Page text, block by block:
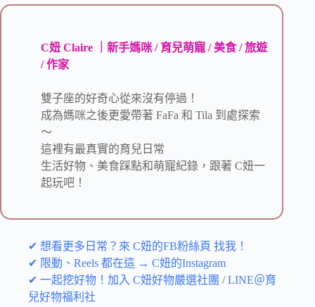
C妞 Claire ｜新手媽咪 / 育兒萌寵 / 美食 / 旅遊
/ 作家
雙子座的好奇心從來沒有停過！
成為媽咪之後更愛帶著 FaFa 和 Tila 到處探索
～
這裡有最真實的育兒日常
生活好物、美食踩點和萌寵紀錄，跟著 C妞一
起玩吧！
✔ 想看更多日常？來 C妞的FB粉絲頁 找我！
✔ 限動、Reels 都在這 → C妞的Instagram
✔ 一起挖好物！加入 C妞好物嚴選社團 /LINE＠育
兒好物福利社